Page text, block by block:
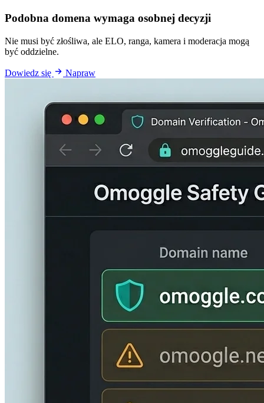
Podobna domena wymaga osobnej decyzji
Nie musi być złośliwa, ale ELO, ranga, kamera i moderacja mogą
być oddzielne.
Dowiedz się Napraw